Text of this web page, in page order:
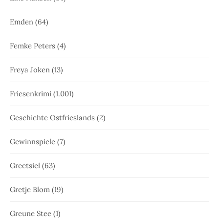
Emden (64)
Femke Peters (4)
Freya Joken (13)
Friesenkrimi (1.001)
Geschichte Ostfrieslands (2)
Gewinnspiele (7)
Greetsiel (63)
Gretje Blom (19)
Greune Stee (1)